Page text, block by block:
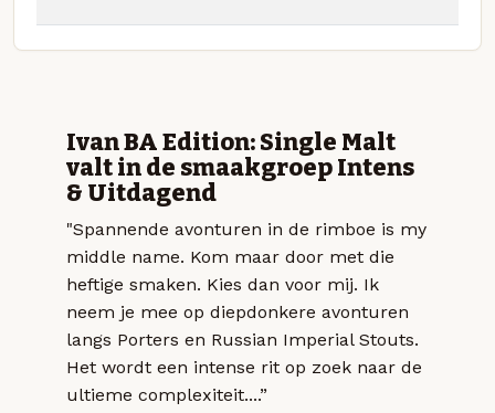
Ivan BA Edition: Single Malt
valt in de smaakgroep Intens
& Uitdagend
"Spannende avonturen in de rimboe is my
middle name. Kom maar door met die
heftige smaken. Kies dan voor mij. Ik
neem je mee op diepdonkere avonturen
langs Porters en Russian Imperial Stouts.
Het wordt een intense rit op zoek naar de
ultieme complexiteit....”